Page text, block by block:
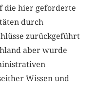
die hier geforderte
durch
zurückgeführt
aber wurde
Wissen und